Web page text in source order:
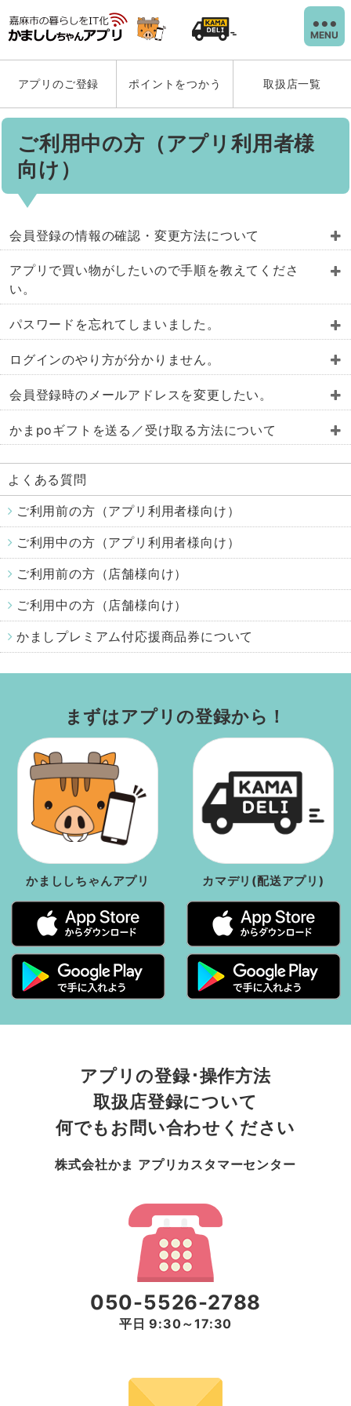
MENU
アプリのご登録 ポイントをつかう 取扱店一覧
ご利用中の方（アプリ利用者様
向け）
会員登録の情報の確認・変更方法について
かまししちゃんアプリの登録情報は「アカウント＞
登録内容に誤りがある場合はカスタマーセンターま
でご連絡ください。
変更の申請が必要となった場合は
ームをご利用ください。
アプリで買い物がしたいので手順を教えてくださ
い。
下記の手順でお買い物が可能です。
パスワードを忘れてしまいました。
パスワードをお忘れの場合、新しくパスワードを設
定し直す必要がございます。
ログイン画面にある「パスワードをお忘れの
メールアドレス宛てに1通メールが届きます
届いたメールの中にあるURLをクリック
新しく設定するパスワードを入力
「登録する」のボタンをクリック
新しく設定したパスワードでの登録が完了しま
ログインのやり方が分かりません。
かまししちゃんアプリを開きます
ログイン画面が表示されますので、会員登録で
入力した情報（メールアドレス・パスワード）
会員登録時のメールアドレスを変更したい。
本サイトの お問い合わせフォームより、
変更後のメールアドレス
会員登録時に使用した
を記載の上、お問い合わせください。
なお、ご本人確認のお電話をさせていただく場合が
ございます。
かまpoギフトを送る／受け取る方法について
かまししスタンプ会の電子商品券「かまpoギフ
ト」について、かまししちゃんアプリのご利用者間
でポイントを「あげる/もらう」機能の操作方法を
説明します。
まずは、受け取る側の操作からしていただくとスム
ーズに進められます。
≫かまpoギフトを受け取る方法
≫かまpoギフトを送る方法
① かまししちゃんアプリのホーム画面にある『他
の利用者へ送る/受け取る』ボタンを押してくださ
い。
い。
③ QRコードが表示されますので、表示されたQR
コードを送ってもらう相手に読み取ってもらってく
よくある質問
ご利用前の方（アプリ利用者様向け）
ご利用中の方（アプリ利用者様向け）
ご利用前の方（店舗様向け）
ご利用中の方（店舗様向け）
かましプレミアム付応援商品券について
まずはアプリの登録から！
かまししちゃんアプリ カマデリ(配送アプリ)
アプリの登録･操作方法
取扱店登録について
何でもお問い合わせください
株式会社かま アプリカスタマーセンター
050-5526-2788
平日 9:30～17:30